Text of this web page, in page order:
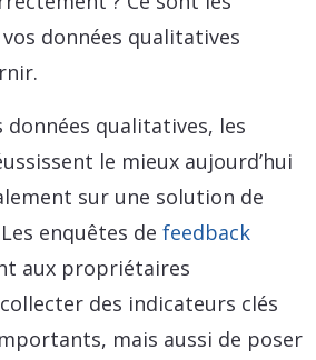
données qualitatives
données qualitatives, les
le mieux aujourd’hui
sur une solution de
enquêtes de feedback
aux propriétaires
des indicateurs clés
mais aussi de poser